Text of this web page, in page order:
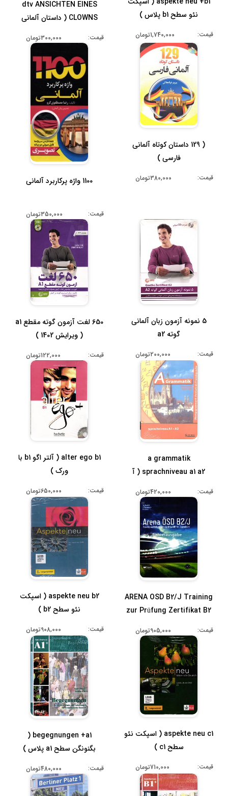
نئو سطح b1 پلاس )
قیمت: 1,740,000تومان
dtv ANSICHTEN EINES
CLOWNS ( داستان آلمانی
قیمت: 300,000تومان
( 129 داستان کوتاه آلمانی
فارسی )
قیمت: 380,000تومان 1100 واژه پرکاربرد آلمانی
قیمت: 350,000تومان
5 نمونه آزمون زبان آلمانی
گوته a2
قیمت: 200,000تومان
650 لغت آزمون گوته مقطع a1
( ویرایش 1402 )
قیمت: 122,000تومان
a grammatik
sprachniveau a1 a2 ( آ
قیمت: 420,000تومان
alter ego b1 ( آلتر اگو b1 با
ورک )
قیمت: 650,000تومان
ARENA OSD B2/J Training
zur Prüfung Zertifikat B2
قیمت: 905,000تومان
aspekte neu b2 ( اسپکت
نئو سطح b2 )
قیمت: 908,000تومان
aspekte neu c1 ( اسپکت نئو
سطح c1 )
قیمت: 710,000تومان
begegnungen +a1 (
بگنونگن سطح a1 پلاس )
قیمت: 480,000تومان